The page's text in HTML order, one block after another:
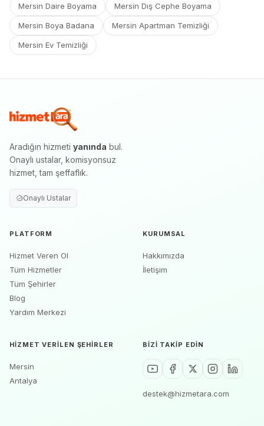
Mersin Daire Boyama Mersin Dış Cephe Boyama
Mersin Boya Badana Mersin Apartman Temizliği
Mersin Ev Temizliği
Aradığın hizmeti yanında bul.
Onaylı ustalar, komisyonsuz
hizmet, tam şeffaflık.
Onaylı Ustalar
PLATFORM
Hizmet Veren Ol
Tüm Hizmetler
Tüm Şehirler
Blog
Yardım Merkezi
KURUMSAL
Hakkımızda
İletişim
HIZMET VERILEN ŞEHIRLER
Mersin
Antalya
BIZI TAKIP EDIN
destek@hizmetara.com